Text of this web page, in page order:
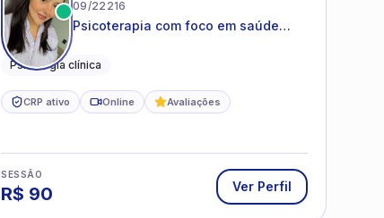
09/22216
Psicoterapia com foco em saúde
autoestima para adolescentes e
Psicologia clínica
CRP ativo Online Avaliações
SESSÃO
R$ 90 Ver Perfil